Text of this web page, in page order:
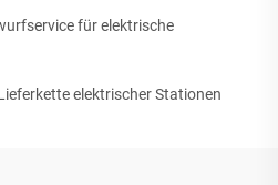
für elektrische
elektrischer Stationen